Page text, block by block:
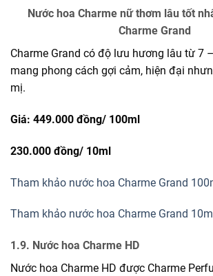
Nước hoa Charme nữ thơm lâu tốt
Charme Grand
Charme Grand có độ lưu hương lâu từ 7
mang phong cách gợi cảm, hiện đại
mị.
Giá: 449.000 đồng/ 100ml
230.000 đồng/ 10ml
Tham khảo nước hoa Charme Grand
Tham khảo nước hoa Charme Grand
1.9. Nước hoa Charme HD
Nước hoa Charme HD được Charme